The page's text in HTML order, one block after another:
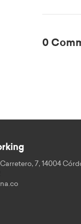
0
7, 14004